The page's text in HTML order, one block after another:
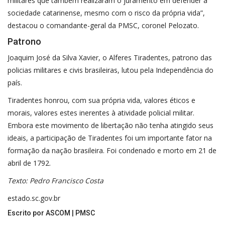
sociedade catarinense, mesmo com o risco da própria vida”,
destacou o comandante-geral da PMSC, coronel Pelozato.
Patrono
Joaquim José da Silva Xavier, o Alferes Tiradentes, patrono das
policias militares e civis brasileiras, lutou pela Independência do
país.
Tiradentes honrou, com sua própria vida, valores éticos e
morais, valores estes inerentes à atividade policial militar.
Embora este movimento de libertação não tenha atingido seus
ideais, a participação de Tiradentes foi um importante fator na
formação da nação brasileira. Foi condenado e morto em 21 de
abril de 1792.
Texto: Pedro Francisco Costa
estado.sc.gov.br
Escrito por ASCOM | PMSC